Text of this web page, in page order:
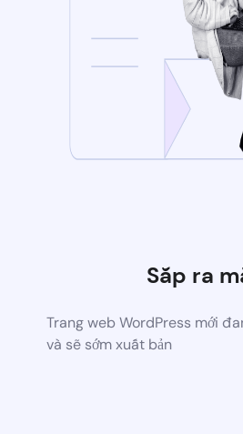
Sắp ra
Trang web WordPress mới
và sẽ sớm xuất bản